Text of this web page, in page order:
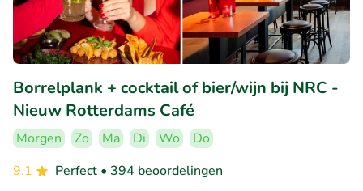
Borrelplank + cocktail of bier/wijn bij NRC -
Nieuw Rotterdams Café
Morgen Zo Ma Di Wo
Do
9.1
Perfect • 394 beoordelingen